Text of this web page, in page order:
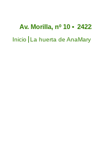
Av. Morilla, nº 10 •
Inicio La huerta de AnaMary